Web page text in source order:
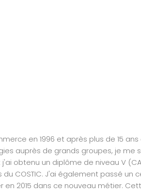
en 1996 et après plus de 15
auprès de grands groupes, je me
obtenu un diplôme de niveau V
COSTIC. J'ai également passé un
en 2015 dans ce nouveau métier.